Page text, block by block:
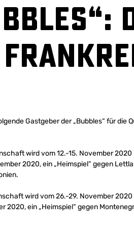
Gastgeber der „Bubbles“ für die
wird vom 12.-15. November
2020, ein „Heimspiel“ gegen
wird vom 26.-29. November
2020, ein „Heimspiel“ gegen